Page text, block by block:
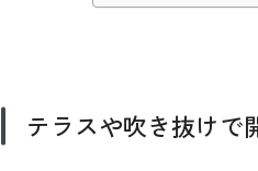
テラスや吹き抜けで